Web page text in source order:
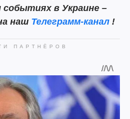
в Украине –
наш Телеграмм-канал !